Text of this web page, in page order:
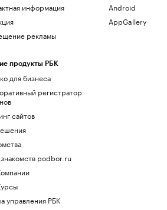
информация
рекламы
продукты РБК
для бизнеса
регистратор
сайтов
podbor.ru
управления РБК
Android
AppGallery